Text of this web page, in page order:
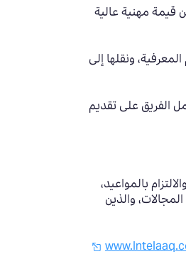
قيمة مهنية عالية
ونقلها إلى
الفريق على تقديم
بالمواعيد،
والذين